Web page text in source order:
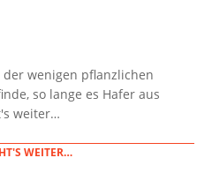
wenigen pflanzlichen
so lange es Hafer aus
weiter…
WEITER…